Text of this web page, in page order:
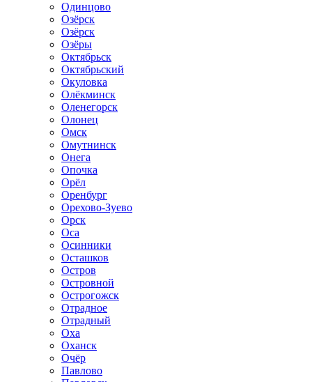
Одинцово
Озёрск
Озёрск
Озёры
Октябрьск
Октябрьский
Окуловка
Олёкминск
Оленегорск
Олонец
Омск
Омутнинск
Онега
Опочка
Орёл
Оренбург
Орехово-Зуево
Орск
Оса
Осинники
Осташков
Остров
Островной
Острогожск
Отрадное
Отрадный
Оха
Оханск
Очёр
Павлово